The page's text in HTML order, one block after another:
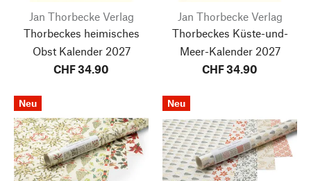
Jan Thorbecke Verlag
Thorbeckes heimisches
Obst Kalender 2027
CHF 34.90
Jan Thorbecke Verlag
Thorbeckes Küste-und-
Meer-Kalender 2027
CHF 34.90
Neu Neu